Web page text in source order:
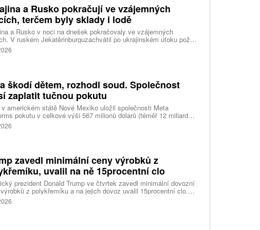
a Rusko pokračují ve vzájemných
terčem byly sklady i lodě
a Rusko v noci na dnešek pokračovaly ve vzájemných
V ruském Jekatěrinburguzachvátil po ukrajinském útoku požár
centrum ruského internetového prodejce Wildberries.
o tom informovala bez podrobností na síti Telegram.
škodí dětem, rozhodl soud. Společnost
zaplatit tučnou pokutu
americkém státě Nové Mexiko uložil společnosti Meta
pokutu v celkové výši 567 milionů dolarů (téměř 12 miliard
za újmu, kterou její platformy Facebook a Instagram působí
lidem. Firma musí změnit způsob ověřování věku.
zavedl minimální ceny výrobků z
uvalil na ně 15procentní clo
prezident Donald Trump ve čtvrtek zavedl minimální dovozní
z polykřemíku a na jejich dovoz uvalil 15procentní clo.
se používá při výrobě polovodičů a je hlavní složkou
panelů, jeho největším světovým producentem je Čína.